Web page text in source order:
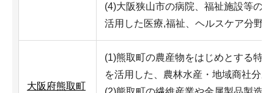
(4)大阪狭山市の病院、福祉施設等の
活用した医療,福祉、ヘルスケア分野
大阪府熊取町
(1)熊取町の農産物をはじめとする特
を活用した、農林水産・地域商社分野